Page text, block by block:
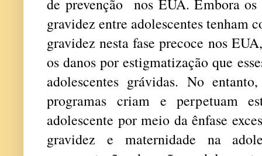
de prevenção nos EUA. Embora os
gravidez entre adolescentes tenham
gravidez nesta fase precoce nos
os danos por estigmatização que
adolescentes grávidas. No
programas criam e perpetuam
adolescente por meio da ênfase
gravidez e maternidade na